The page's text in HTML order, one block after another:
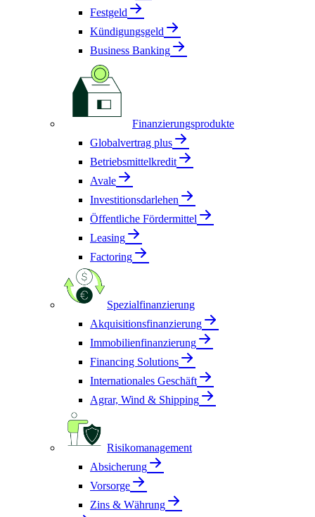
Festgeld
Kündigungsgeld
Business Banking
Finanzierungsprodukte
Globalvertrag plus
Betriebsmittelkredit
Avale
Investitionsdarlehen
Öffentliche Fördermittel
Leasing
Factoring
Spezialfinanzierung
Akquisitionsfinanzierung
Immobilienfinanzierung
Financing Solutions
Internationales Geschäft
Agrar, Wind & Shipping
Risikomanagement
Absicherung
Vorsorge
Zins & Währung